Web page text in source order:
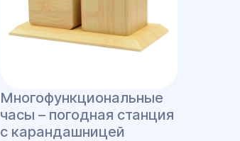
Многофункциональные
часы – погодная станция
с карандашницей